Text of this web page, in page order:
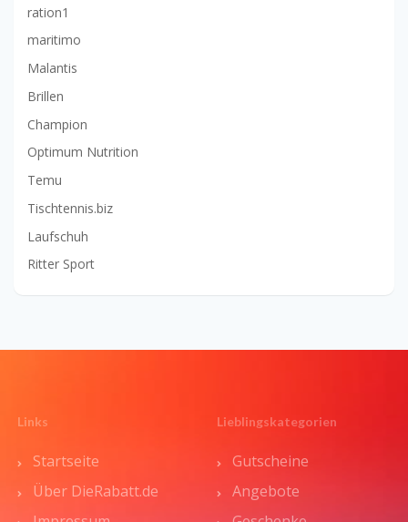
ration1
maritimo
Malantis
Brillen
Champion
Optimum Nutrition
Temu
Tischtennis.biz
Laufschuh
Ritter Sport
Links
Startseite
Über DieRabatt.de
Lieblingskategorien
Gutscheine
Angebote